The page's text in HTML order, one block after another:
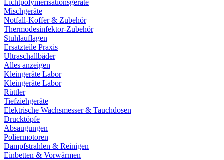
Lichtpolymerisationsgeräte
Mischgeräte
Notfall-Koffer & Zubehör
Thermodesinfektor-Zubehör
Stuhlauflagen
Ersatzteile Praxis
Ultraschallbäder
Alles anzeigen
Kleingeräte Labor
Kleingeräte Labor
Rüttler
Tiefziehgeräte
Elektrische Wachsmesser & Tauchdosen
Drucktöpfe
Absaugungen
Poliermotoren
Dampfstrahlen & Reinigen
Einbetten & Vorwärmen